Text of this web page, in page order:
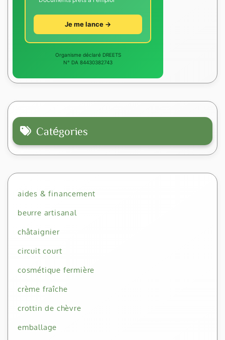
Je me lance →
Organisme déclaré DREETS
N° DA 84430382743
Catégories
aides & financement
beurre artisanal
châtaignier
circuit court
cosmétique fermière
crème fraîche
crottin de chèvre
emballage